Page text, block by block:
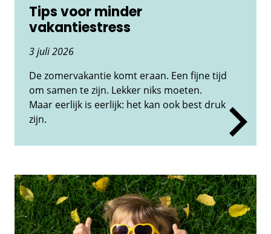
Tips voor minder
vakantiestress
3 juli 2026
De zomervakantie komt eraan. Een fijne tijd
om samen te zijn. Lekker niks moeten.
Maar eerlijk is eerlijk: het kan ook best druk
zijn.